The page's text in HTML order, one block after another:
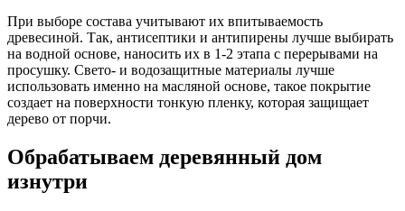
При выборе состава учитывают их впитываемость
древесиной. Так, антисептики и антипирены лучше выбирать
на водной основе, наносить их в 1-2 этапа с перерывами на
просушку. Свето- и водозащитные материалы лучше
использовать именно на масляной основе, такое покрытие
создает на поверхности тонкую пленку, которая защищает
дерево от порчи.
Обрабатываем деревянный дом
изнутри